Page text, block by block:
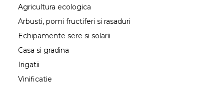
Agricultura ecologica
Arbusti, pomi fructiferi si rasaduri
Echipamente sere si solarii
Casa si gradina
Irigatii
Vinificatie